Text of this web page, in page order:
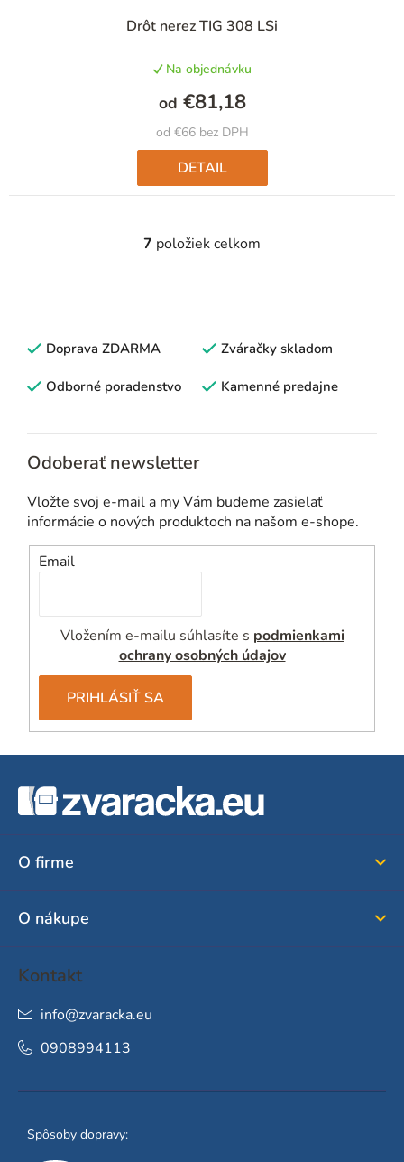
Drôt nerez TIG 308 LSi
hodnotenie
je
5,0
z
5
hviezdičiek.
Na objednávku
od €66 bez DPH
od €81,18
DETAIL
O
l
d
a
c
k
y
ý
i
s
u
7 položiek celkom
Doprava ZDARMA Zváračky skladom
Odborné poradenstvo Kamenné predajne
Odoberať newsletter
Vložte svoj e-mail a my Vám budeme zasielať
informácie o nových produktoch na našom e-shope.
Email
Vložením e-mailu súhlasíte s podmienkami
ochrany osobných údajov
PRIHLÁSIŤ SA
O firme
O nákupe
Kontakt
info@zvaracka.eu
0908994113
Spôsoby dopravy: